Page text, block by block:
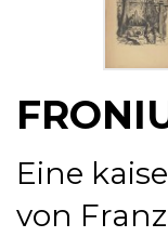
Eine
von